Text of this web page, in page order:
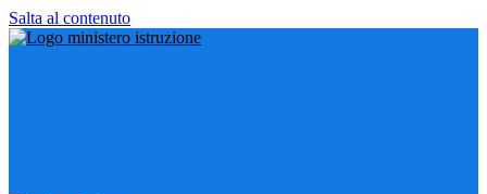
Salta al contenuto